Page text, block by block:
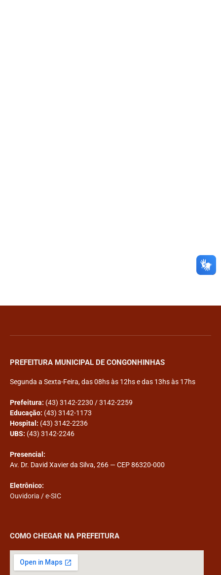
PREFEITURA MUNICIPAL DE CONGONHINHAS
Segunda a Sexta-Feira, das 08hs às 12hs e das 13hs às 17hs
Prefeitura: (43) 3142-2230 / 3142-2259
Educação: (43) 3142-1173
Hospital: (43) 3142-2236
UBS: (43) 3142-2246
Presencial:
Av. Dr. David Xavier da Silva, 266 — CEP 86320-000
Eletrônico:
Ouvidoria /e-SIC
COMO CHEGAR NA PREFEITURA